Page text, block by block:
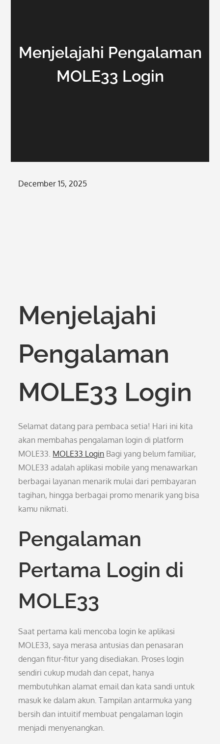
Menjelajahi Pengalaman
MOLE33 Login
Posted
December 15, 2025
Menjelajahi
Pengalaman
MOLE33 Login
Selamat datang para pembaca setia! Hari ini kita
akan membahas pengalaman login di platform
MOLE33. MOLE33 Login Bagi yang belum familiar,
MOLE33 adalah aplikasi mobile yang menawarkan
berbagai layanan menarik mulai dari pembayaran
tagihan, hingga berbagai promo menarik yang bisa
kamu nikmati.
Pengalaman
Pertama Login di
MOLE33
Saat pertama kali mencoba login ke aplikasi
MOLE33, saya merasa antusias dan penasaran
dengan fitur-fitur yang disediakan. Proses login
sendiri cukup mudah dan cepat, hanya
membutuhkan alamat email dan kata sandi untuk
masuk ke dalam akun. Tampilan antarmuka yang
bersih dan intuitif membuat pengalaman login
menjadi menyenangkan.